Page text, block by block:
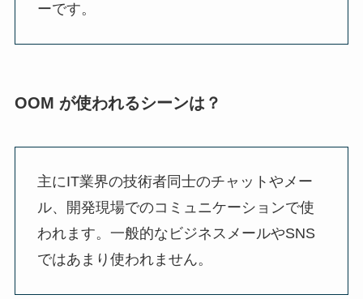
ーです。
OOM が使われるシーンは？
主にIT業界の技術者同士のチャットやメー
ル、開発現場でのコミュニケーションで使
われます。一般的なビジネスメールやSNS
ではあまり使われません。